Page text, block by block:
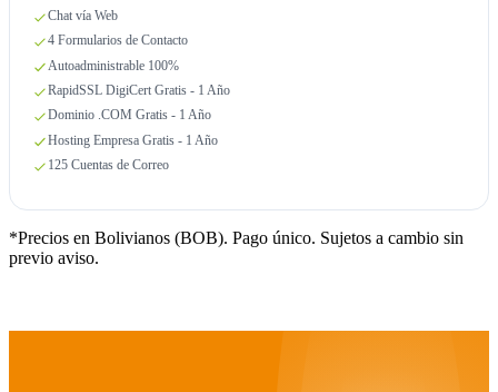
Chat vía Web
4 Formularios de Contacto
Autoadministrable 100%
RapidSSL DigiCert Gratis - 1 Año
Dominio .COM Gratis - 1 Año
Hosting Empresa Gratis - 1 Año
125 Cuentas de Correo
*Precios en Bolivianos (BOB). Pago único. Sujetos a cambio sin
previo aviso.